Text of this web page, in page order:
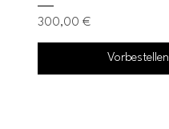
Preis
300,00 €
Vorbestellen